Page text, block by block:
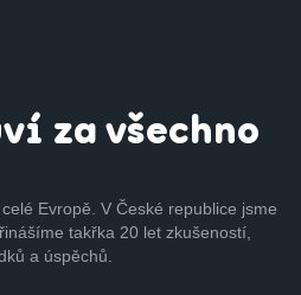
za všechno
Evropě. V České republice jsme
takřka 20 let zkušeností,
a úspěchů.